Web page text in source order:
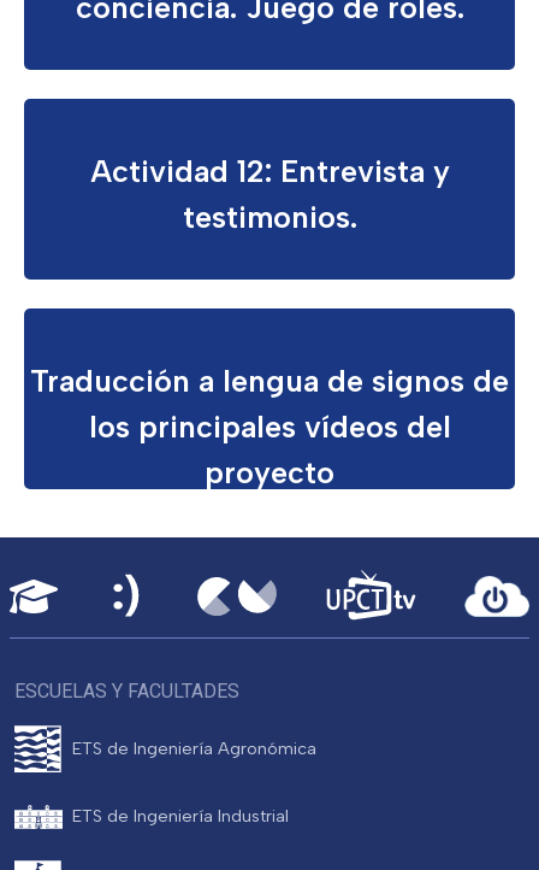
Actividad 12: Entrevista y
testimonios.
Traducción a lengua de signos de
los principales vídeos del
proyecto
ESCUELAS Y FACULTADES
ETS de Ingeniería Agronómica
ETS de Ingeniería Industrial